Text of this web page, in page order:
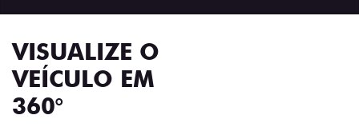
VISUALIZE O
VEÍCULO EM
360°